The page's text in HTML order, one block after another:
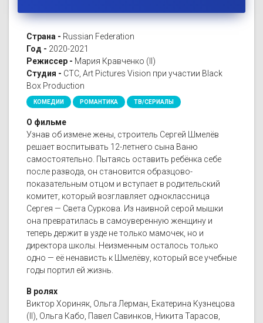
Страна - Russian Federation
Год - 2020-2021
Режиссер - Мария Кравченко (II)
Студия - СТС, Art Pictures Vision при участии Black
Box Production
КОМЕДИИ РОМАНТИКА ТВ/СЕРИАЛЫ
О фильме
Узнав об измене жены, строитель Сергей Шмелёв
решает воспитывать 12-летнего сына Ваню
самостоятельно. Пытаясь оставить ребёнка себе
после развода, он становится образцово-
показательным отцом и вступает в родительский
комитет, который возглавляет одноклассница
Сергея — Света Суркова. Из наивной серой мышки
она превратилась в самоуверенную женщину и
теперь держит в узде не только мамочек, но и
директора школы. Неизменным осталось только
одно — её ненависть к Шмелёву, который все учебные
годы портил ей жизнь.
В ролях
Виктор Хориняк, Ольга Лерман, Екатерина Кузнецова
(II), Ольга Кабо, Павел Савинков, Никита Тарасов,